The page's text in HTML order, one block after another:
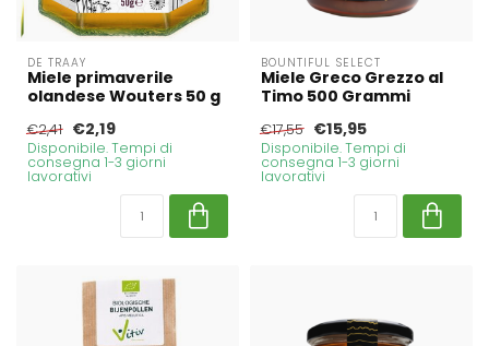
DE TRAAY
Miele primaverile
olandese Wouters 50 g
€2,41 €2,19
Disponibile. Tempi di
consegna 1-3 giorni
lavorativi
BOUNTIFUL SELECT
Miele Greco Grezzo al
Timo 500 Grammi
€17,55 €15,95
Disponibile. Tempi di
consegna 1-3 giorni
lavorativi